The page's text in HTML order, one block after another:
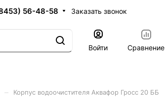
56-48-58 Заказать звонок
Войти Сравнение
Корпус водоочистителя Аквафор Гросс 20 ББ